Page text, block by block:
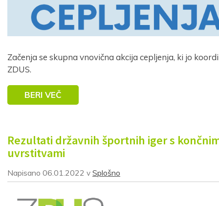
Začenja se skupna vnovična akcija cepljenja, ki jo
ZDUS.
BERI VEČ
Rezultati državnih športnih iger s
uvrstitvami
Napisano 06.01.2022 v Splošno